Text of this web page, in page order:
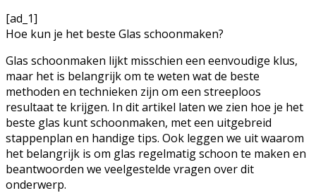
[ad_1]
Hoe kun je het beste Glas schoonmaken?
Glas schoonmaken lijkt misschien een eenvoudige klus,
maar het is belangrijk om te weten wat de beste
methoden en technieken zijn om een streeploos
resultaat te krijgen. In dit artikel laten we zien hoe je het
beste glas kunt schoonmaken, met een uitgebreid
stappenplan en handige tips. Ook leggen we uit waarom
het belangrijk is om glas regelmatig schoon te maken en
beantwoorden we veelgestelde vragen over dit
onderwerp.